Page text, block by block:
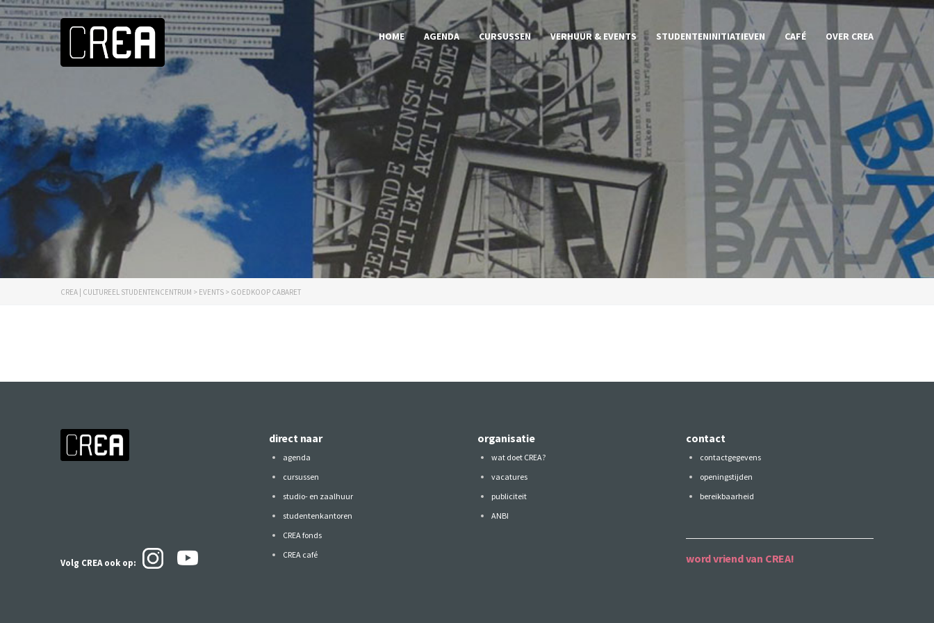
HOME AGENDA CURSUSSEN VERHUUR & EVENTS STUDENTENINITIATIEVEN CAFÉ OVER CREA
CREA | CULTUREEL STUDENTENCENTRUM > EVENTS > GOEDKOOP CABARET
Volg CREA ook op:
direct naar
agenda
cursussen
studio- en zaalhuur
studentenkantoren
CREA fonds
CREA café
organisatie
wat doet CREA?
vacatures
publiciteit
ANBI
contact
contactgegevens
openingstijden
bereikbaarheid
word vriend van CREA!